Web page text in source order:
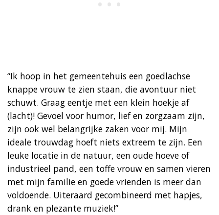
“Ik hoop in het gemeentehuis een goedlachse
knappe vrouw te zien staan, die avontuur niet
schuwt. Graag eentje met een klein hoekje af
(lacht)! Gevoel voor humor, lief en zorgzaam zijn,
zijn ook wel belangrijke zaken voor mij. Mijn
ideale trouwdag hoeft niets extreem te zijn. Een
leuke locatie in de natuur, een oude hoeve of
industrieel pand, een toffe vrouw en samen vieren
met mijn familie en goede vrienden is meer dan
voldoende. Uiteraard gecombineerd met hapjes,
drank en plezante muziek!”